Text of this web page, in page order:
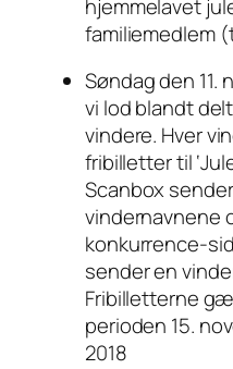
hjemmelavet
familiemedlem
Søndag den 11.
vi lod blandt
vindere. Hver
fribilletter til
Scanbox
vindernavnene
konkurrence-
sender en
Fribilletterne
perioden 15.
2018